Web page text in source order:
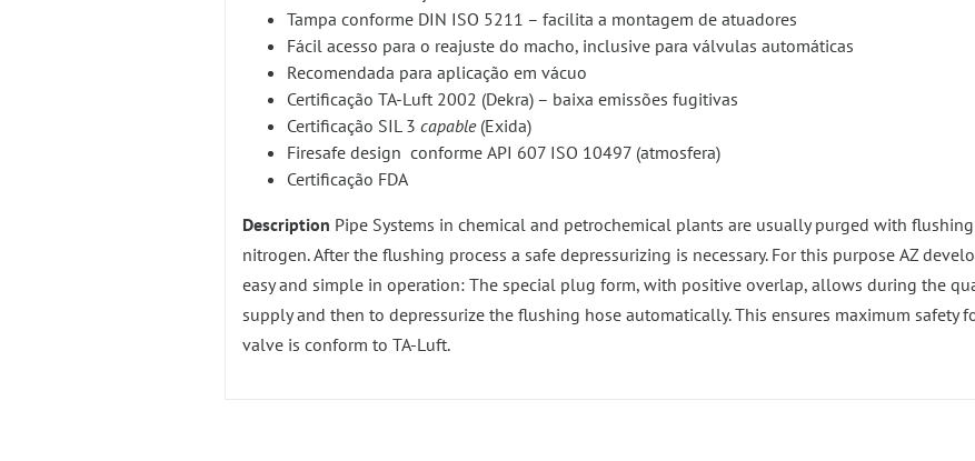
Tampa conforme DIN ISO 5211 – facilita a montagem de atuadores
Fácil acesso para o reajuste do macho, inclusive para válvulas automáticas
Recomendada para aplicação em vácuo
Certificação TA-Luft 2002 (Dekra) – baixa emissões fugitivas
Certificação SIL 3 capable(Exida)
Firesafe design conforme API 607 ISO 10497 (atmosfera)
Certificação FDA
Description Pipe Systems in chemical and petrochemical plants are usually purged with
nitrogen. After the flushing process a safe depressurizing is necessary. For this purpose AZ
easy and simple in operation: The special plug form, with positive overlap, allows during the
supply and then to depressurize the flushing hose automatically. This ensures maximum safety
valve is conform to TA-Luft.